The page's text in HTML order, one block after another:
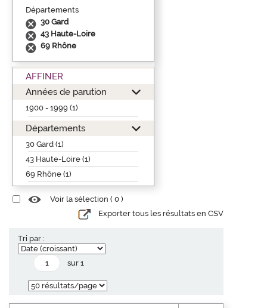
Départements
30 Gard
43 Haute-Loire
69 Rhône
AFFINER
Années de parution
1900 - 1999 (1)
Départements
30 Gard (1)
43 Haute-Loire (1)
69 Rhône (1)
Voir la sélection ( 0 )
Exporter tous les résultats en CSV
Tri par :
sur 1